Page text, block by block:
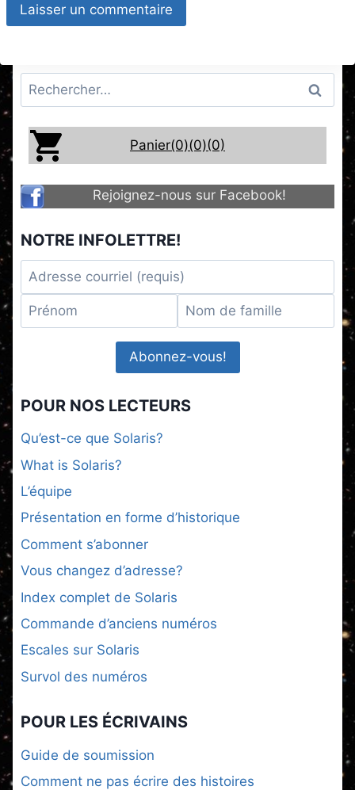
Rechercher :
Panier(0)(0)(0)
Rejoignez-nous sur Facebook!
NOTRE INFOLETTRE!
POUR NOS LECTEURS
Qu’est-ce que Solaris?
What is Solaris?
L’équipe
Présentation en forme d’historique
Comment s’abonner
Vous changez d’adresse?
Index complet de Solaris
Commande d’anciens numéros
Escales sur Solaris
Survol des numéros
POUR LES ÉCRIVAINS
Guide de soumission
Comment ne pas écrire des histoires